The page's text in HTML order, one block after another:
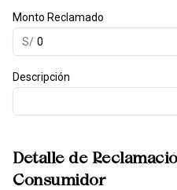
Monto Reclamado
S/
Descripción
Detalle de
Consumidor